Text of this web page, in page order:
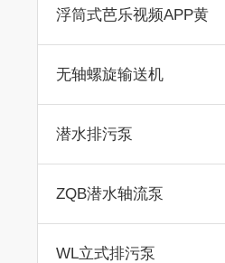
浮筒式芭乐视频APP黄
无轴螺旋输送机
潜水排污泵
ZQB潜水轴流泵
WL立式排污泵